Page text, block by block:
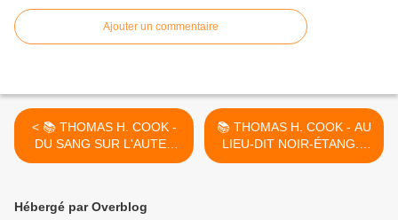
Ajouter un commentaire
< 📚 THOMAS H. COOK -
DU SANG SUR L'AUTEL
(THE TABERNACLE, 1983)
📚 THOMAS H. COOK - AU
LIEU-DIT NOIR-ÉTANG...
(THE CHATHAM SCHOOL
Hébergé par Overblog